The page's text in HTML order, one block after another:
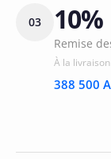
03 10%
Remise
À la
388 500